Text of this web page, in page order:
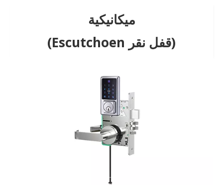
ميكانيكية
(قفل نقر Escutchoen)